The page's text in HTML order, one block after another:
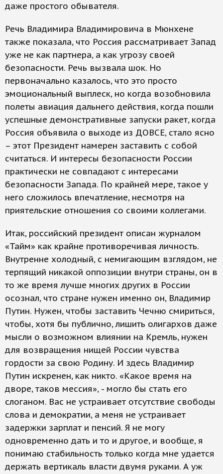
даже простого обывателя.
Речь Владимира Владимировича в Мюнхене
также показала, что Россия рассматривает Запад
уже не как партнера, а как угрозу своей
безопасности. Речь вызвала шок. Но
первоначально казалось, что это просто
эмоциональный выплеск, но когда возобновила
полеты авиация дальнего действия, когда пошли
успешные демонстративные запуски ракет, когда
Россия объявила о выходе из ДОВСЕ, стало ясно
– этот Президент намерен заставить с собой
считаться. И интересы безопасности России
практически не совпадают с интересами
безопасности Запада. По крайней мере, такое у
него сложилось впечатление, несмотря на
приятельские отношения со своими коллегами.
Итак, российский президент описан журналом
«Тайм» как крайне противоречивая личность.
Внутренне холодный, с немигающим взглядом, не
терпящий никакой оппозиции внутри страны, он в
то же время лучше многих других в России
осознал, что стране нужен именно он, Владимир
Путин. Нужен, чтобы заставить Чечню смириться,
чтобы, хотя бы публично, лишить олигархов даже
мысли о возможном влиянии на Кремль, нужен
для возвращения нищей России чувства
гордости за свою Родину. И здесь Владимир
Путин искренен, как никто. «Какое время на
дворе, таков мессия», - могло бы стать его
слоганом. Вас не устраивает отсутствие свободы
слова и демократии, а меня не устраивает
задержки зарплат и пенсий. Я не могу
одновременно дать и то и другое, и вообще, я
понимаю стабильность только когда мне удается
держать вертикаль власти двумя руками. А уж